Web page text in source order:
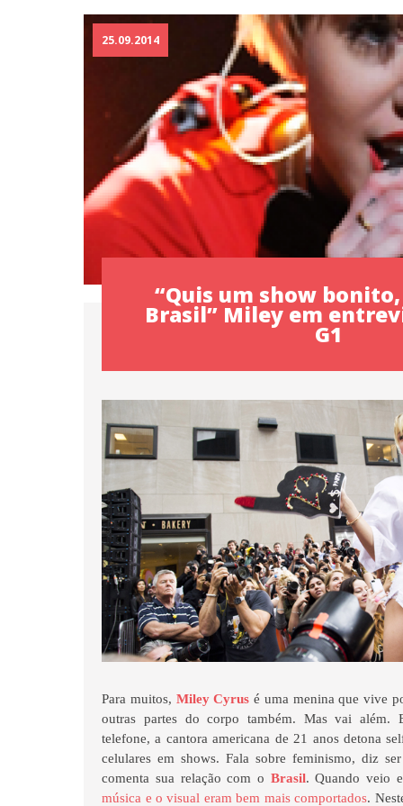
25.09.2014
“Quis um show
Brasil” Miley em
G1
Para muitos, Miley Cyrus é uma menina que vive
outras partes do corpo também. Mas vai além.
telefone, a cantora americana de 21 anos detona
celulares em shows. Fala sobre feminismo, diz
comenta sua relação com o Brasil. Quando veio
música e o visual eram bem mais comportados.